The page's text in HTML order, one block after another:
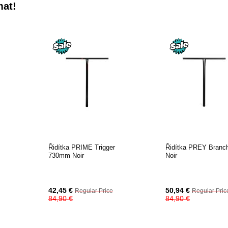
Řidítka PRIME Trigger
730mm Noir
Special
Price
42,45 € Regular Price
84,90 €
Řidítka PREY
Noir
Special
Price
50,94 € Regular
84,90 €